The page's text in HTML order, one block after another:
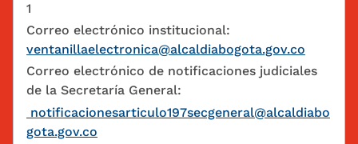
1
Correo electrónico institucional:
ventanillaelectronica@alcaldiabogota.gov.co
Correo electrónico de notificaciones judiciales
de la Secretaría General:
notificacionesarticulo197secgeneral@alcaldiabo
gota.gov.co